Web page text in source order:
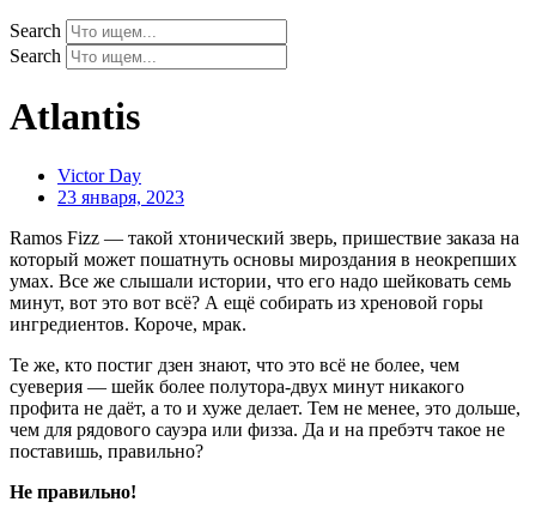
Search
Search
Atlantis
Victor Day
23 января, 2023
Ramos Fizz — такой хтонический зверь, пришествие заказа на
который может пошатнуть основы мироздания в неокрепших
умах. Все же слышали истории, что его надо шейковать семь
минут, вот это вот всё? А ещё собирать из хреновой горы
ингредиентов. Короче, мрак.
Те же, кто постиг дзен знают, что это всё не более, чем
суеверия — шейк более полутора-двух минут никакого
профита не даёт, а то и хуже делает. Тем не менее, это дольше,
чем для рядового сауэра или физза. Да и на пребэтч такое не
поставишь, правильно?
Не правильно!